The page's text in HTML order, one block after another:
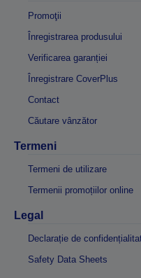
Promoţii
Înregistrarea produsului
Verificarea garanției
Înregistrare CoverPlus
Contact
Căutare vânzător
Termeni
Termeni de utilizare
Termenii promoțiilor online
Legal
Declarație de
Safety Data Sheets